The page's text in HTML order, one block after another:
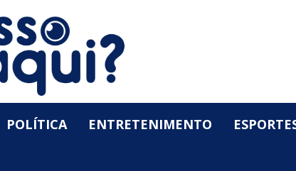
POLÍTICA ENTRETENIMENTO